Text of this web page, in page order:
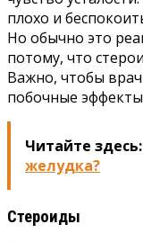
плохо и
Но обычно это
потому, что
Важно, чтобы врач
побочные эффекты
Читайте здесь:
желудка?
Стероиды